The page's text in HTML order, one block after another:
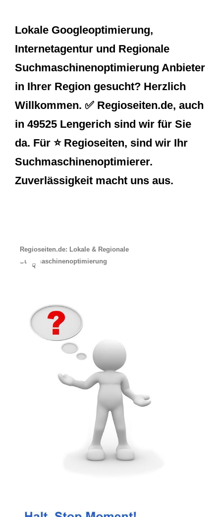
Lokale Googleoptimierung,
Internetagentur und Regionale
Suchmaschinenoptimierung Anbieter
in Ihrer Region gesucht? Herzlich
Willkommen. ✅ Regioseiten.de, auch
in 49525 Lengerich sind wir für Sie
da. Für ⭐ Regioseiten, sind wir Ihr
Suchmaschinenoptimierer.
Zuverlässigkeit macht uns aus.
Regioseiten.de: Lokale & Regionale
Suchmaschinenoptimierung
☟